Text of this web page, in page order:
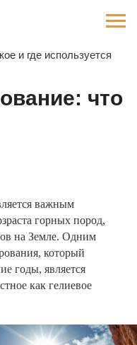
и где используется
что
важным
горных пород,
на Земле. Одним
который
годы, является
как гелиевое